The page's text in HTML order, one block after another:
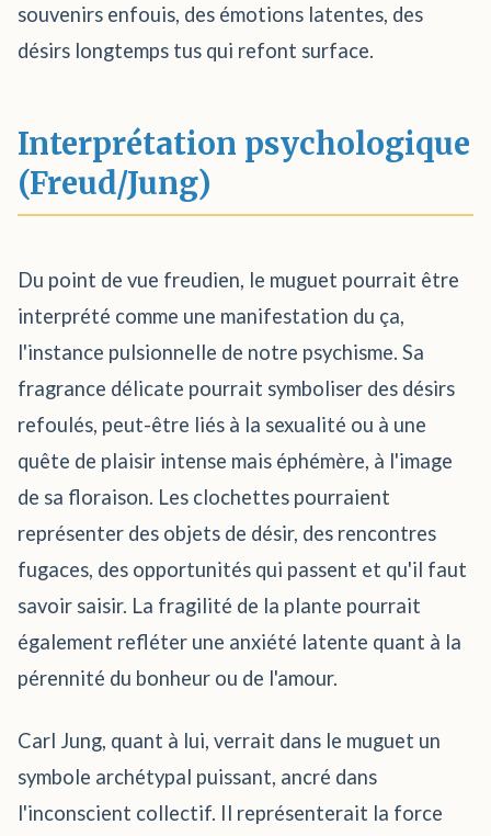
souvenirs enfouis, des émotions latentes, des
désirs longtemps tus qui refont surface.
Interprétation psychologique
(Freud/Jung)
Du point de vue freudien, le muguet pourrait être
interprété comme une manifestation du ça,
l'instance pulsionnelle de notre psychisme. Sa
fragrance délicate pourrait symboliser des désirs
refoulés, peut-être liés à la sexualité ou à une
quête de plaisir intense mais éphémère, à l'image
de sa floraison. Les clochettes pourraient
représenter des objets de désir, des rencontres
fugaces, des opportunités qui passent et qu'il faut
savoir saisir. La fragilité de la plante pourrait
également refléter une anxiété latente quant à la
pérennité du bonheur ou de l'amour.
Carl Jung, quant à lui, verrait dans le muguet un
symbole archétypal puissant, ancré dans
l'inconscient collectif. Il représenterait la force